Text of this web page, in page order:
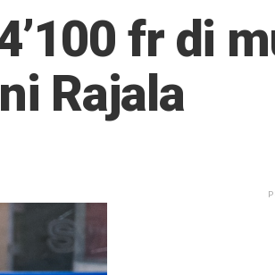
fr di
Rajala